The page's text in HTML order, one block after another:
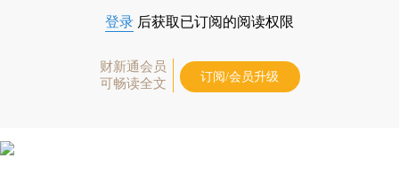
登录 后获取已订阅的阅读权限
财新通会员
可畅读全文
订阅/会员升级